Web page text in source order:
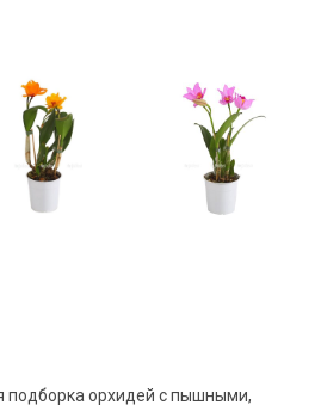
подборка орхидей с пышными,